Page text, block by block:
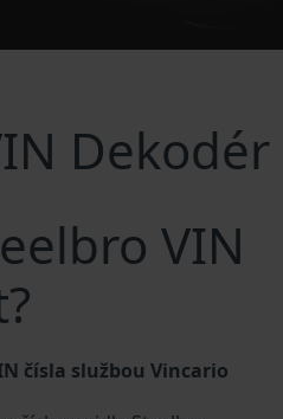
Dekodér
VIN
čísla službou Vincario